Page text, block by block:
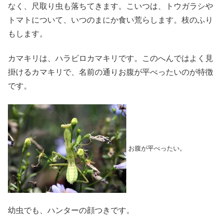
なく、尺取り虫も落ちてきます。こいつは、トウガラシや
トマトについて、いつのまにか食い荒らします。枝のふり
もします。
カマキリは、ハラビロカマキリです。このへんではよく見
掛けるカマキリで、名前の通りお腹が平べったいのが特徴
です。
お腹が平べったい。
幼虫でも、ハンターの顔つきです。